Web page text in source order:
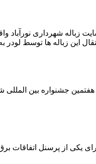
زباله شهرداری
جشنواره بین المللی
یکی از پرسنل اتفاقات